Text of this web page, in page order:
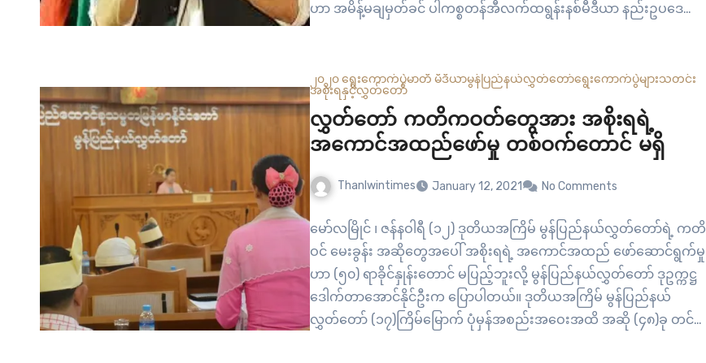
ဟာ အမိန့်မချမှတ်ခင် ပါကစ္စတန်အီလက်ထရွန်းနစ်မီဒီယာ နည်းဥပဒေ
အာဏာပိုင် Pakistan Electronic Media Regulatory Authority
၂၀၂၀ ရွေးကောက်ပွဲမာတီ မီဒီယာမွန်ပြည်နယ်လွှတ်တော်ရွေးကောက်ပွဲများသတင်း
အစိုးရနှင့်လွှတ်တော်
လွှတ်တော် ကတိကဝတ်တွေအား အစိုးရရဲ့
အကောင်အထည်ဖော်မှု တစ်ဝက်တောင် မရှိ
Thanlwintimes January 12, 2021 No Comments
မော်လမြိုင် ၊ ဇန်နဝါရီ (၁၂) ဒုတိယအကြိမ် မွန်ပြည်နယ်လွှတ်တော်ရဲ့ ကတိ
ဝင် မေးခွန်း အဆိုတွေအပေါ် အစိုးရရဲ့ အကောင်အထည် ဖော်ဆောင်ရွက်မှု
ဟာ (၅၀) ရာခိုင်နှုန်းတောင် မပြည့်ဘူးလို့ မွန်ပြည်နယ်လွှတ်တော် ဒုဥက္ကဋ္ဌ
ဒေါက်တာအောင်နိုင်ဦးက ပြောပါတယ်။ ဒုတိယအကြိမ် မွန်ပြည်နယ်
လွှတ်တော် (၁၇)ကြိမ်မြောက် ပုံမှန်အစည်းအဝေးအထိ အဆို (၄၈)ခု တင်